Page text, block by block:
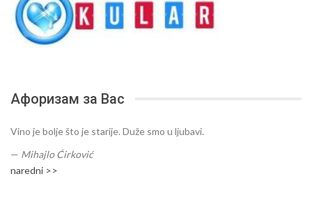
Афоризам за Вас
Vino je bolje što je starije. Duže smo u ljubavi.
— Mihajlo Ćirković
naredni >>